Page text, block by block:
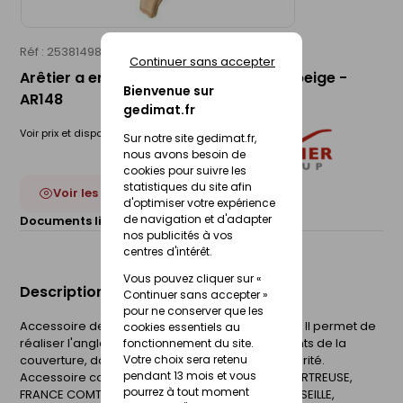
Bienvenue sur
gedimat.fr
Sur notre site gedimat.fr,
nous avons besoin de
cookies pour suivre les
statistiques du site afin
d'optimiser votre expérience
de navigation et d'adapter
nos publicités à vos
centres d'intérêt.
Vous pouvez cliquer sur «
Continuer sans accepter »
pour ne conserver que les
cookies essentiels au
fonctionnement du site.
Votre choix sera retenu
pendant 13 mois et vous
pourrez à tout moment
Continuer sans accepter
Réf : 25381498
Arêtier a emboitement 40 valmagne beige -
AR148
Voir prix et disponibilité en magasin
Voir les 7 déclinaisons
Documents liés :
Fiche technique
Description du produit
Accessoire de finition de la toiture en terre cuite. Il permet de
réaliser l'angle de jonction entre les deux versants de la
couverture, dont il renforce l'étanchéité et l'intégrité.
Accessoire commun aux modèles de tuiles CHARTREUSE,
FRANCE COMTE, GALLO-ROMANE, LOSANGEE, MARSEILLE,